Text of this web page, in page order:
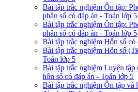
Bài tập trắc nghiệm Ôn tập:
phân số có đáp án - Toán lớp 5
Bài tập trắc nghiệm Ôn tập:
phân số có đáp án - Toán lớp 5
Bài tập trắc nghiệm Hỗn số có
Bài tập trắc nghiệm Hỗn số
Toán lớp 5
Bài tập trắc nghiệm Luyện tập
hỗn số có đáp án - Toán lớp 5
Bài tập trắc nghiệm Ôn tập và